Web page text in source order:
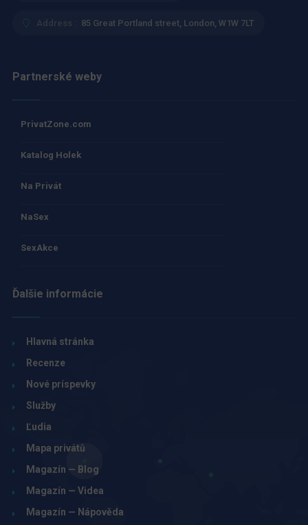
Address : 85 Great Portland street, London, W1W 7LT
Partnerské weby
PrivatZone.com
Katalog Holek
Na Privát
NaSex
SexAkce
Ďalšie informácie
Hlavná stránka
Recenze
Nové príspevky
Služby
Ľudia
Mapa privátů
Magazín — Blog
Magazín — Videa
Magazín — Nápověda